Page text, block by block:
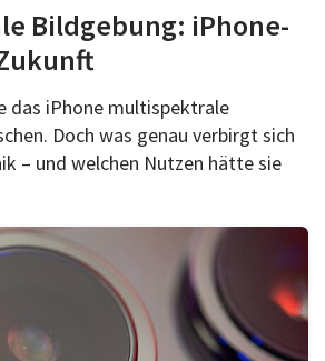
Bildgebung: iPhone-
das iPhone multispektrale
Doch was genau verbirgt sich
– und welchen Nutzen hätte sie